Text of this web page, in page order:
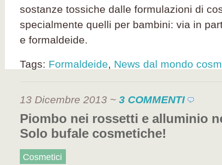
sostanze tossiche dalle formulazioni di
specialmente quelli per bambini: via in
e formaldeide.
Tags: Formaldeide, News dal mondo
13 Dicembre 2013 ~ 3 COMMENTI
Piombo nei rossetti e alluminio
Solo bufale cosmetiche!
Cosmetici